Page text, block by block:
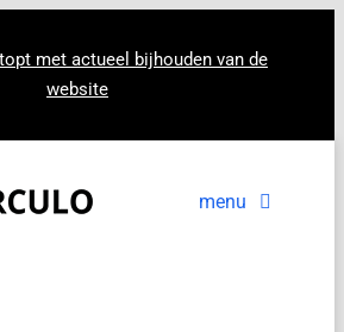
met actueel bijhouden van de
website
menu